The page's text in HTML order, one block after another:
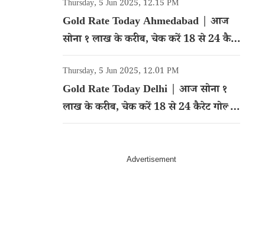
Thursday, 5 Jun 2025, 12.15 PM
Gold Rate Today Ahmedabad | आज
सोना १ लाख के करीब, चेक करें 18 से 24 कैरेट
गोल्ड का रेट
Thursday, 5 Jun 2025, 12.01 PM
Gold Rate Today Delhi | आज सोना १
लाख के करीब, चेक करें 18 से 24 कैरेट गोल्ड
का रेट